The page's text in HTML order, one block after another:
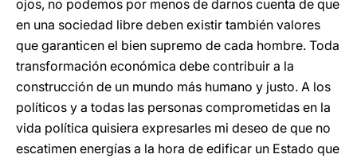
ojos, no podemos por menos de darnos cuenta de que
en una sociedad libre deben existir también valores
que garanticen el bien supremo de cada hombre. Toda
transformación económica debe contribuir a la
construcción de un mundo más humano y justo. A los
políticos y a todas las personas comprometidas en la
vida política quisiera expresarles mi deseo de que no
escatimen energías a la hora de edificar un Estado que